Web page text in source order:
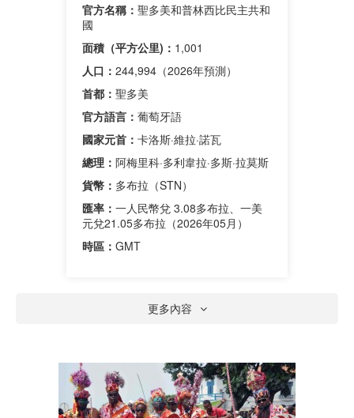
官方名稱： 聖多美和普林西比民主共和
國
面積（平方公里)： 1,001
人口： 244,994（2026年預測）
首都： 聖多美
官方語言： 葡萄牙語
國家元首： 卡洛斯·維拉·諾瓦
總理： 阿梅里科·多利韋拉·多斯·拉莫斯
貨幣： 多布拉（STN）
匯率： 一人民幣兌 3.08多布拉、一美
元兌21.05多布拉（2026年05月）
時區： GMT
更多內容